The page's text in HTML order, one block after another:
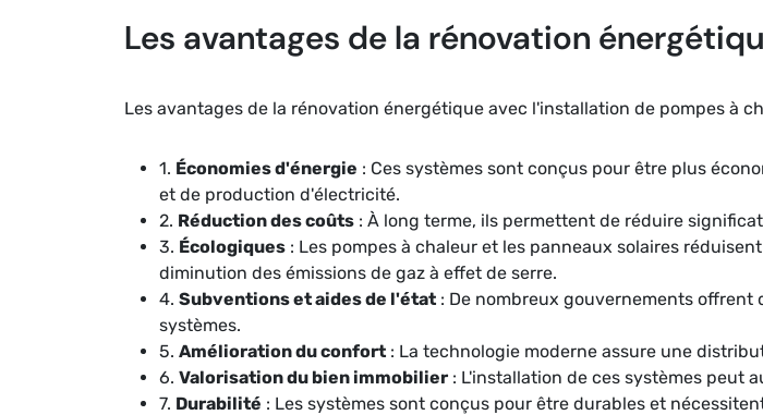
Les avantages de la rénovation
Les avantages de la rénovation énergétique avec l'installation de pompes à
1. Économies d'énergie : Ces systèmes sont conçus pour être plus
et de production d'électricité.
2. Réduction des coûts : À long terme, ils permettent de réduire
3. Écologiques : Les pompes à chaleur et les panneaux solaires
diminution des émissions de gaz à effet de serre.
4. Subventions et aides de l'état : De nombreux gouvernements
systèmes.
5. Amélioration du confort : La technologie moderne assure une
6. Valorisation du bien immobilier : L'installation de ces systèmes peut
7. Durabilité : Les systèmes sont conçus pour être durables et